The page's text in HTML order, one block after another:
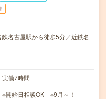
名古屋駅から徒歩5分／近鉄名
働7時間
開始日相談OK ※9月～！